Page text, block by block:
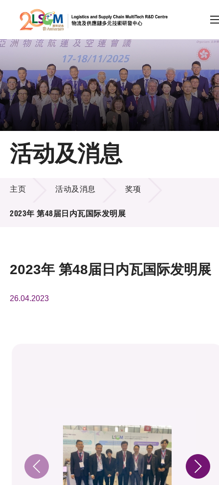
跳到内容（按回车键）
会员登录
A A EN 繁 简
主页
关于LSCM
技术商品化
项目及资助计划
活动及消息
活动及消息
主页 活动及消息 奖项
2023年 第48届日内瓦国际发明展
2023年 第48届日内瓦国际发明展
26.04.2023